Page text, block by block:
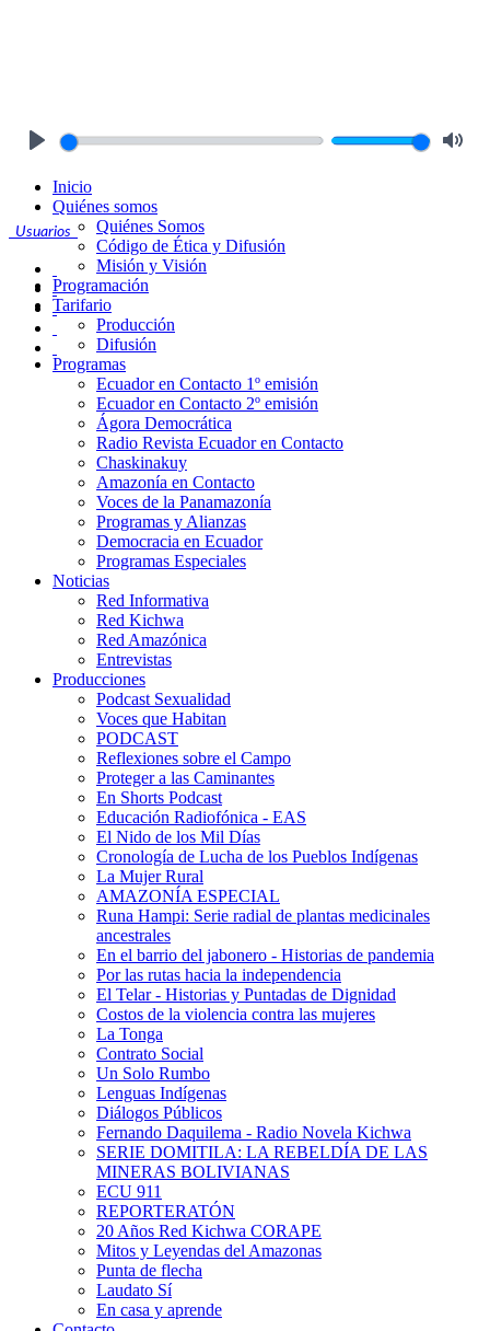
Usuarios
Inicio
Quiénes somos
Quiénes Somos
Código de Ética y Difusión
Misión y Visión
Programación
Tarifario
Producción
Difusión
Programas
Ecuador en Contacto 1º emisión
Ecuador en Contacto 2º emisión
Ágora Democrática
Radio Revista Ecuador en Contacto
Chaskinakuy
Amazonía en Contacto
Voces de la Panamazonía
Programas y Alianzas
Democracia en Ecuador
Programas Especiales
Noticias
Red Informativa
Red Kichwa
Red Amazónica
Entrevistas
Producciones
Podcast Sexualidad
Voces que Habitan
PODCAST
Reflexiones sobre el Campo
Proteger a las Caminantes
En Shorts Podcast
Educación Radiofónica - EAS
El Nido de los Mil Días
Cronología de Lucha de los Pueblos Indígenas
La Mujer Rural
AMAZONÍA ESPECIAL
Runa Hampi: Serie radial de plantas medicinales
ancestrales
En el barrio del jabonero - Historias de pandemia
Por las rutas hacia la independencia
El Telar - Historias y Puntadas de Dignidad
Costos de la violencia contra las mujeres
La Tonga
Contrato Social
Un Solo Rumbo
Lenguas Indígenas
Diálogos Públicos
Fernando Daquilema - Radio Novela Kichwa
SERIE DOMITILA: LA REBELDÍA DE LAS
MINERAS BOLIVIANAS
ECU 911
REPORTERATÓN
20 Años Red Kichwa CORAPE
Mitos y Leyendas del Amazonas
Punta de flecha
Laudato Sí
En casa y aprende